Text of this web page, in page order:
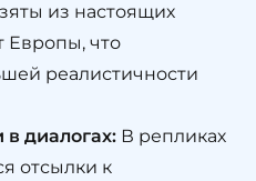
из настоящих
Европы, что
реалистичности
диалогах: В репликах
отсылки к